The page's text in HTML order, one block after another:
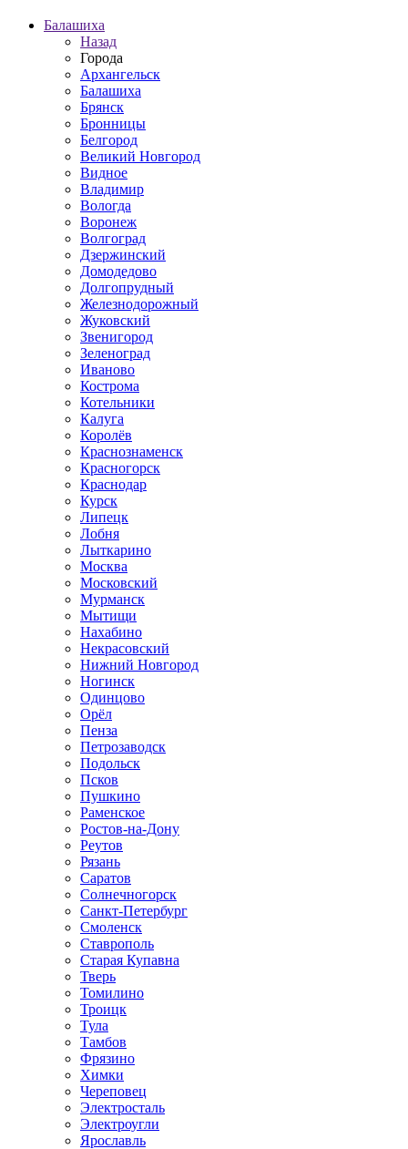
Балашиха
Назад
Города
Архангельск
Балашиха
Брянск
Бронницы
Белгород
Великий Новгород
Видное
Владимир
Вологда
Воронеж
Волгоград
Дзержинский
Домодедово
Долгопрудный
Железнодорожный
Жуковский
Звенигород
Зеленоград
Иваново
Кострома
Котельники
Калуга
Королёв
Краснознаменск
Красногорск
Краснодар
Курск
Липецк
Лобня
Лыткарино
Москва
Московский
Мурманск
Мытищи
Нахабино
Некрасовский
Нижний Новгород
Ногинск
Одинцово
Орёл
Пенза
Петрозаводск
Подольск
Псков
Пушкино
Раменское
Ростов-на-Дону
Реутов
Рязань
Саратов
Солнечногорск
Санкт-Петербург
Смоленск
Ставрополь
Старая Купавна
Тверь
Томилино
Троицк
Тула
Тамбов
Фрязино
Химки
Череповец
Электросталь
Электроугли
Ярославль